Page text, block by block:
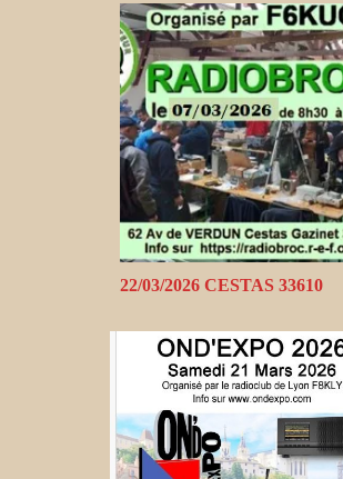
22/03/2026 CESTAS 33610